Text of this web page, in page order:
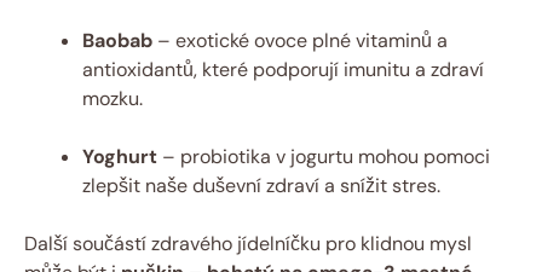
Baobab – exotické ovoce plné vitaminů a
antioxidantů, které podporují imunitu a zdraví
mozku.
Yoghurt – probiotika v jogurtu mohou pomoci
zlepšit naše duševní zdraví a snížit stres.
Další součástí zdravého jídelníčku pro klidnou mysl